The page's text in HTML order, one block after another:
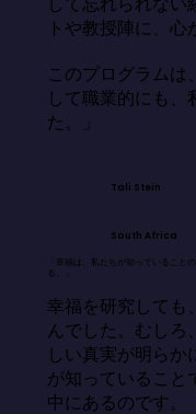
トや教授陣に、心
このプログラムは
して職業的にも、
た。」
Tali Stein
South Africa
「幸福は、私たちが知っていること
る。」
幸福を研究しても
んでした。むしろ
しい真実が明らか
が知っていること
中にあるのです。